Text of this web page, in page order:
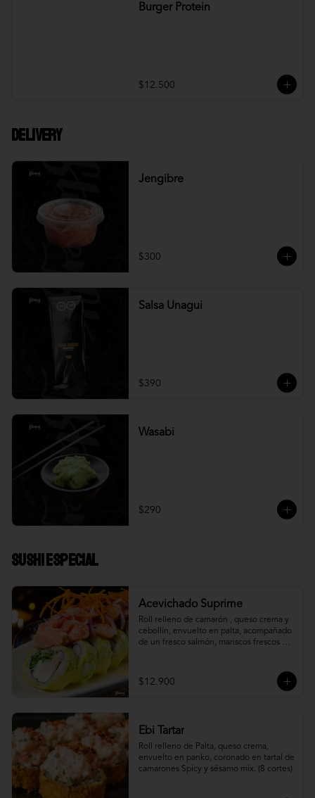
Burger Protein
$12.500
DELIVERY
Jengibre
$300
Salsa Unagui
$390
Wasabi
$290
Sushi Especial
Acevichado Suprime
Roll relleno de camarón , queso crema y
cebollín, envuelto en palta, acompañado
de un fresco salmón, mariscos frescos en
$12.900
Ebi Tartar
Roll relleno de Palta, queso crema,
envuelto en panko, coronado en tartal de
camarones Spicy y sésamo mix. (8 cortes)